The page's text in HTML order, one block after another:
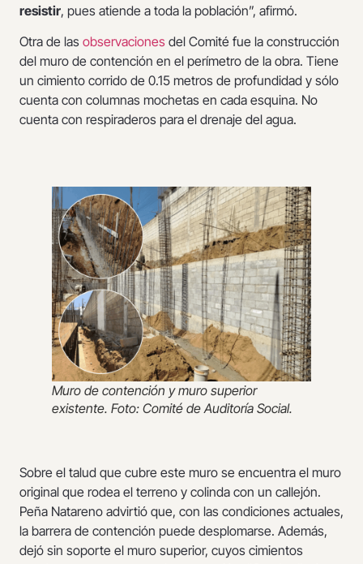
resistir, pues atiende a toda la población”, afirmó.
Otra de las observaciones del Comité fue la construcción
del muro de contención en el perímetro de la obra. Tiene
un cimiento corrido de 0.15 metros de profundidad y sólo
cuenta con columnas mochetas en cada esquina. No
cuenta con respiraderos para el drenaje del agua.
Muro de contención y muro superior
existente. Foto: Comité de Auditoría Social.
Sobre el talud que cubre este muro se encuentra el muro
original que rodea el terreno y colinda con un callejón.
Peña Natareno advirtió que, con las condiciones actuales,
la barrera de contención puede desplomarse. Además,
dejó sin soporte el muro superior, cuyos cimientos